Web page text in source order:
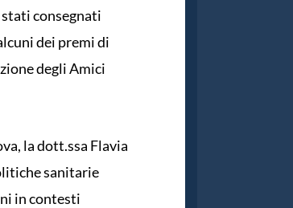
consegnati
dei premi di
degli Amici
la dott.ssa Flavia
sanitarie
in contesti